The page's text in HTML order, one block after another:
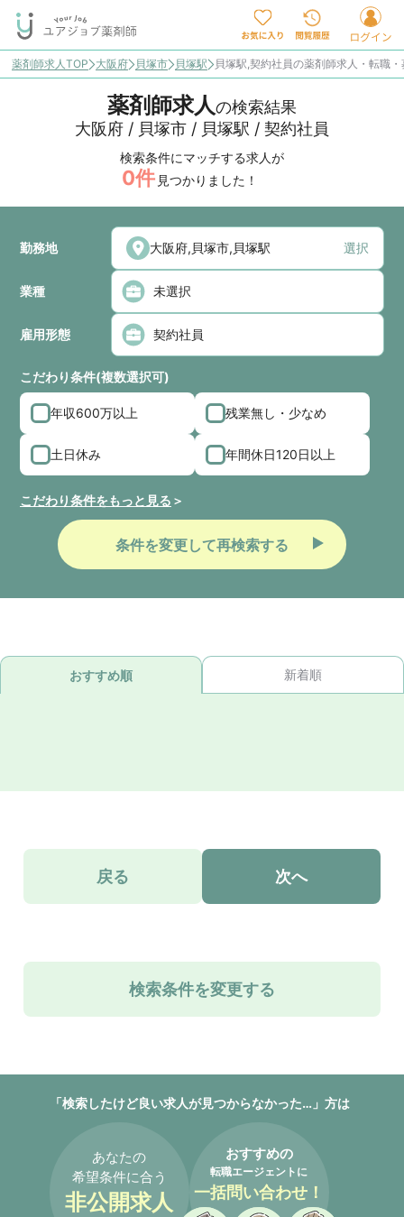
薬剤師求人TOP 大阪府 貝塚市 貝塚駅 貝塚駅,契約社員の薬剤師求人・転職
薬剤師求人の検索結果
大阪府 / 貝塚市 / 貝塚駅 / 契約社員
検索条件にマッチする求人が
0件 見つかりました！
勤務地 選択
業種
雇用形態
こだわり条件(複数選択可)
年収600万以上 残業無し・少なめ
土日休み 年間休日120日以上
こだわり条件をもっと見る
条件を変更して再検索する
おすすめ順 新着順
戻る 次へ
検索条件を変更する
「検索したけど良い求人が見つからなかった…」方は
あなたの
希望条件に合う
非公開求人
おすすめの
転職エージェントに
一括問い合わせ！